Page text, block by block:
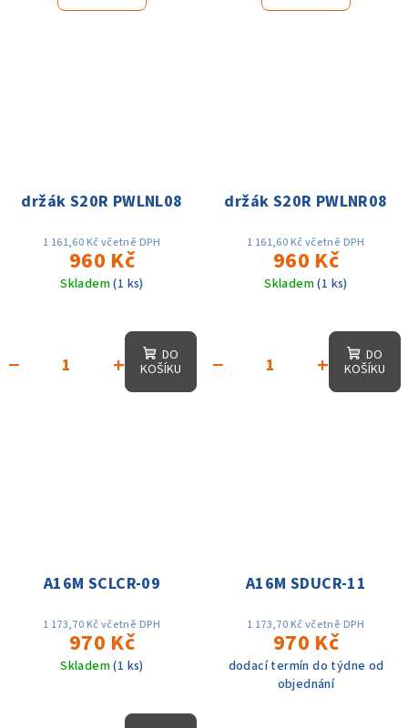
držák S20R PWLNL08
1 161,60 Kč včetně DPH
960 Kč
Skladem(1 ks)
+
−
DO
KOŠÍKU
držák S20R PWLNR08
1 161,60 Kč včetně DPH
960 Kč
Skladem(1 ks)
+
−
DO
KOŠÍKU
A16M SCLCR-09
1 173,70 Kč včetně DPH
970 Kč
Skladem(1 ks)
A16M SDUCR-11
1 173,70 Kč včetně DPH
970 Kč
dodací termín do týdne od
objednání